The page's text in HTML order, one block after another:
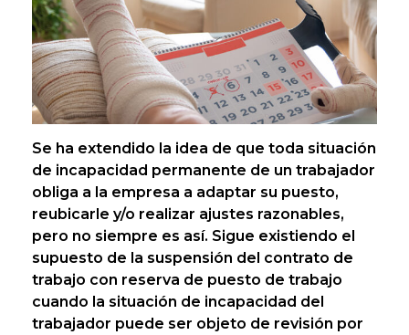
Se ha extendido la idea de que toda situación
de incapacidad permanente de un trabajador
obliga a la empresa a adaptar su puesto,
reubicarle y/o realizar ajustes razonables,
pero no siempre es así. Sigue existiendo el
supuesto de la suspensión del contrato de
trabajo con reserva de puesto de trabajo
cuando la situación de incapacidad del
trabajador puede ser objeto de revisión por